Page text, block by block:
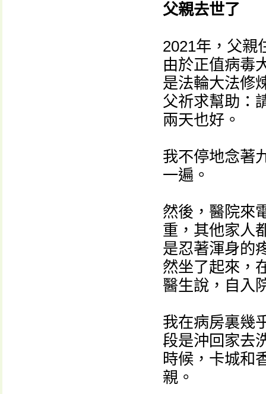
父親去世了
2021年，父親
由於正值病毒
是法輪大法修
父祈求幫助：
兩天也好。
我不停地念著
一遍。
然後，醫院來
重，其他家人
是忍著渾身的
然坐了起來，
醫生說，自入
我在病房裏幾
段是沖回家去
時候，卡城和
親。